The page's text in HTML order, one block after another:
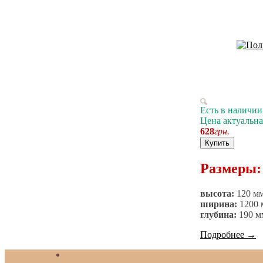
Есть в наличии
Цена
628грн.
Купить
Размеры:
высота: 120
ширина: 1200
глубина: 190
Подробнее →